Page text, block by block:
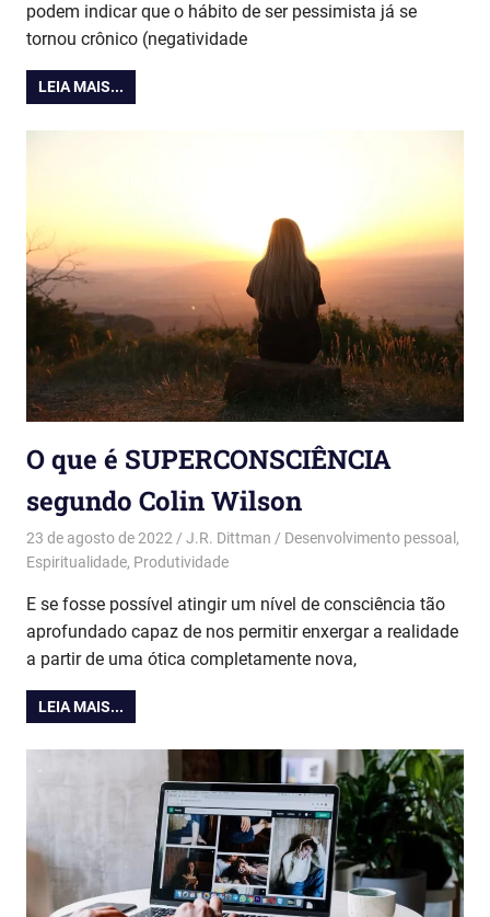
podem indicar que o hábito de ser pessimista já se
tornou crônico (negatividade
LEIA MAIS...
O que é SUPERCONSCIÊNCIA
segundo Colin Wilson
23 de agosto de 2022 J.R. Dittman Desenvolvimento pessoal ,
Espiritualidade, Produtividade
E se fosse possível atingir um nível de consciência tão
aprofundado capaz de nos permitir enxergar a realidade
a partir de uma ótica completamente nova,
LEIA MAIS...